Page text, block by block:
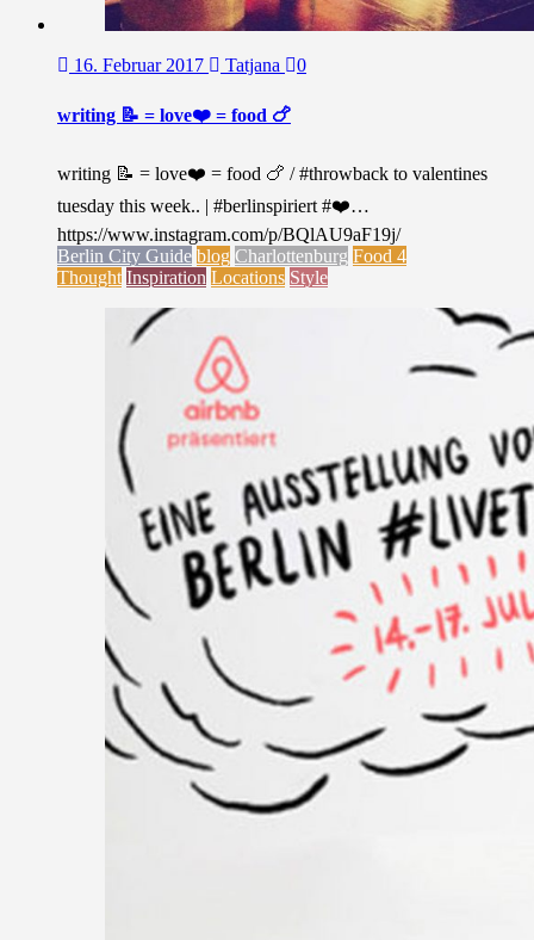
16. Februar 2017 Tatjana 0
writing 📝 = love❤️ = food 🍗
writing 📝 = love❤️ = food 🍗 / #throwback to valentines
tuesday this week.. | #berlinspiriert #❤️…
https://www.instagram.com/p/BQlAU9aF19j/
Berlin City Guide blog Charlottenburg Food 4
Thought Inspiration Locations Style